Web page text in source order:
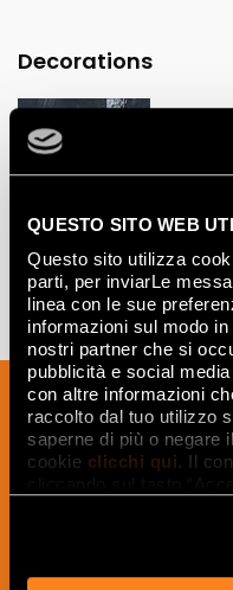
QUESTO SITO WEB
Questo sito utilizza
parti, per inviarLe
linea con le sue
informazioni sul modo
nostri partner che si
pubblicità e social
con altre informazioni
raccolto dal tuo utilizzo
saperne di più o negare
cookie clicchi qui. Il
Decorations
METAL BLUE INSERTO MIX 3
25x75
Suscríbete a
noticias,
creativas del
interiorismo.